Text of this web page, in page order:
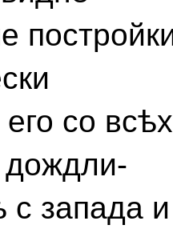
со
дождли-
с запада